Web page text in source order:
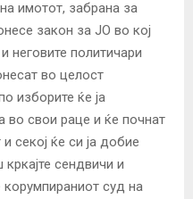
имотот, забрана за
закон за ЈО во кој
неговите политичари
во целост
изборите ќе ја
во свои раце и ќе почнат
секој ќе си ја добие
сендвичи и
суд на